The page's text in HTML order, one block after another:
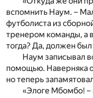
вспомнить Наум. –
футболиста из
тренером команды, а
тогда? Да, должен был
Наум записывал
помощью. Наверняка
но теперь
«Элоге Мбомбо!